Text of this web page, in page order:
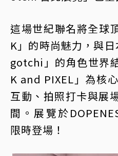
這場世紀聯名將全球
K」的時尚魅力，與
gotchi」的角色世界
K and PIXEL」為核
互動、拍照打卡與展
間。展覽於
限時登場！